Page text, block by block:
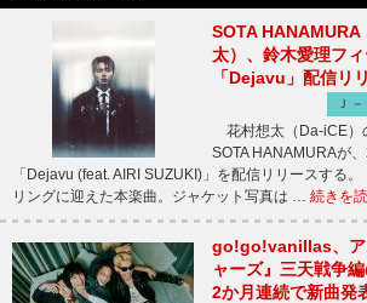
SOTA HANAMURA
太）、鈴木愛理フ
「Dejavu」配信リ
Ｊ
花村想太（Da-iCE）
SOTA HANAMURAが
「Dejavu (feat. AIRI SUZUKI)」を配信リリースする
リングに迎えた本楽曲。ジャケット写真は … 続きを
go!go!vanillas、ア
ャーズ』三天戦争
2か月連続で新曲発